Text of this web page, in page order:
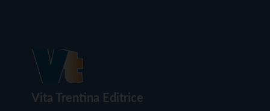
Vita Trentina Editrice